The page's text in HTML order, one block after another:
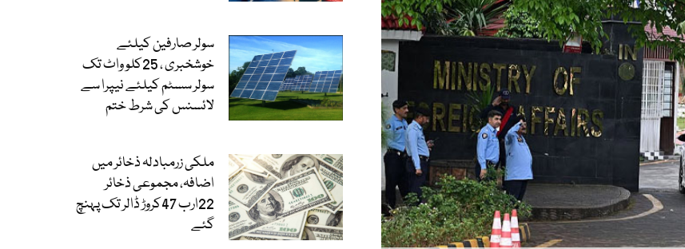
سولر صارفین کیلئے
خوشخبری ، 25کلو واٹ تک
سولر سسٹم کیلئے نیپرا سے
لائسنس کی شرط ختم
ملکی زرمبادلہ ذخائر میں
اضافہ، مجموعی ذخائر
22ارب 47کروڑ ڈالر تک پہنچ
گئے